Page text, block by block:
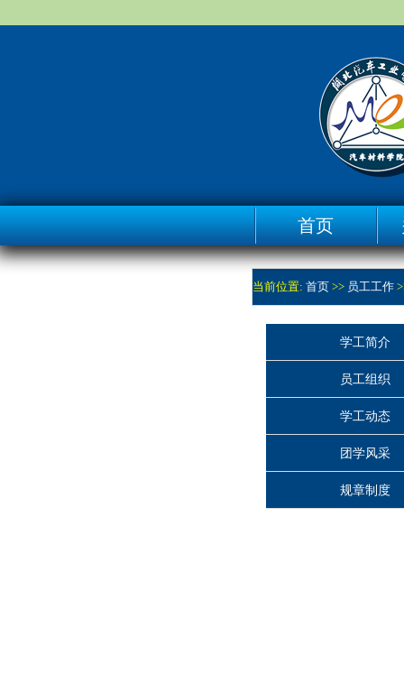
首页
当前位置: 首页 >> 员工工作
学工简介
员工组织
学工动态
团学风采
规章制度